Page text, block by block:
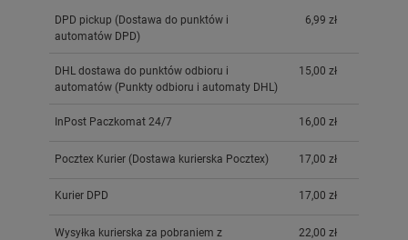
DPD pickup (Dostawa do punktów i
automatów DPD)
6,99 zł
DHL dostawa do punktów odbioru i
automatów (Punkty odbioru i automaty DHL)
15,00 zł
InPost Paczkomat 24/7 16,00 zł
Pocztex Kurier (Dostawa kurierska Pocztex) 17,00 zł
Kurier DPD 17,00 zł
Wysyłka kurierska za pobraniem z
22,00 zł